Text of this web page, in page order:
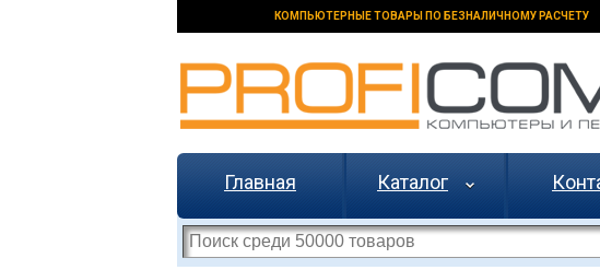
КОМПЬЮТЕРНЫЕ ТОВАРЫ ПО БЕЗНАЛИЧНОМУ РАСЧЕТУ
Главная Каталог